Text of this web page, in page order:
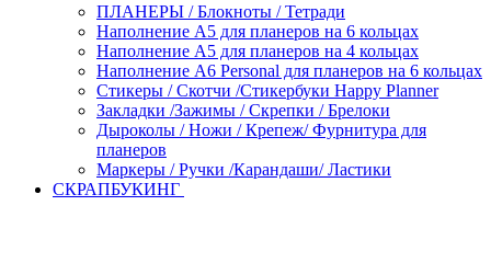
ПЛАНЕРЫ / Блокноты / Тетради
Наполнение А5 для планеров на 6 кольцах
Наполнение А5 для планеров на 4 кольцах
Наполнение А6 Personal для планеров на 6 кольцах
Стикеры / Скотчи /Стикербуки Happy Planner
Закладки /Зажимы / Скрепки / Брелоки
Дыроколы / Ножи / Крепеж/ Фурнитура для
планеров
Маркеры / Ручки /Карандаши/ Ластики
СКРАПБУКИНГ